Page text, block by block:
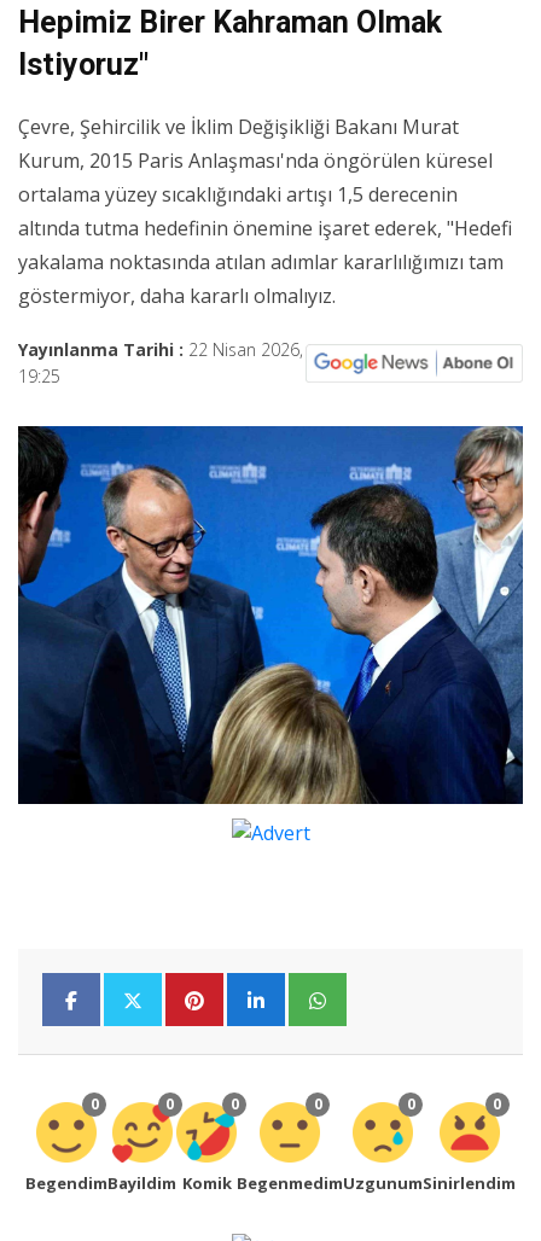
Hepimiz Birer Kahraman Olmak
Istiyoruz"
Çevre, Şehircilik ve İklim Değişikliği Bakanı Murat
Kurum, 2015 Paris Anlaşması'nda öngörülen küresel
ortalama yüzey sıcaklığındaki artışı 1,5 derecenin
altında tutma hedefinin önemine işaret ederek, "Hedefi
yakalama noktasında atılan adımlar kararlılığımızı tam
göstermiyor, daha kararlı olmalıyız.
Yayınlanma Tarihi : 22 Nisan 2026,
19:25
0
Begendim
0
Bayildim
0
Komik
0
Begenmedim
0
Uzgunum
0
Sinirlendim